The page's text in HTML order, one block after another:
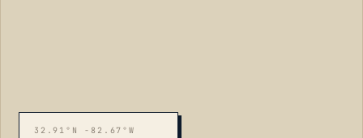
32.91°N -82.67°W